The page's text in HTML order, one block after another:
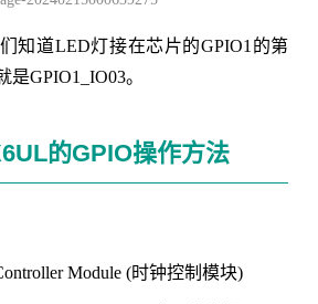
知道LED灯接在芯片的GPIO1的第
GPIO1_IO03。
的GPIO操作方法
Module (时钟控制模块)